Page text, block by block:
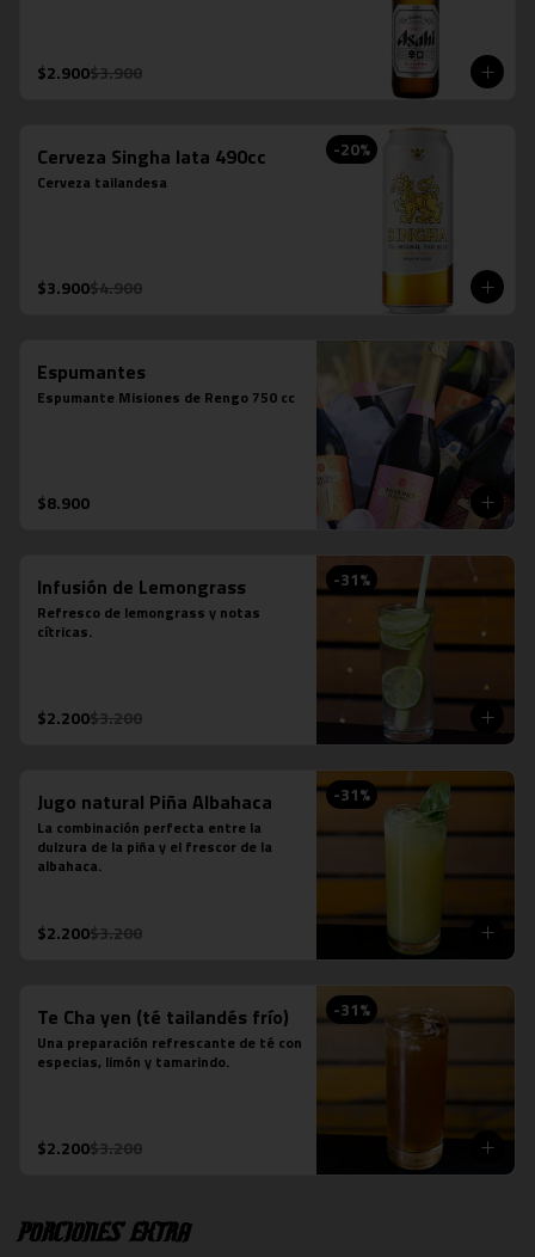
$2.900$3.900
-20%
Cerveza Singha lata 490cc
Cerveza tailandesa
$3.900$4.900
Espumantes
Espumante Misiones de Rengo 750 cc
$8.900
-31%
Infusión de Lemongrass
Refresco de lemongrass y notas
cítricas.
$2.200$3.200
-31%
Jugo natural Piña Albahaca
La combinación perfecta entre la
dulzura de la piña y el frescor de la
albahaca.
$2.200$3.200
-31%
Te Cha yen (té tailandés frío)
Una preparación refrescante de té con
especias, limón y tamarindo.
$2.200$3.200
Porciones Extra